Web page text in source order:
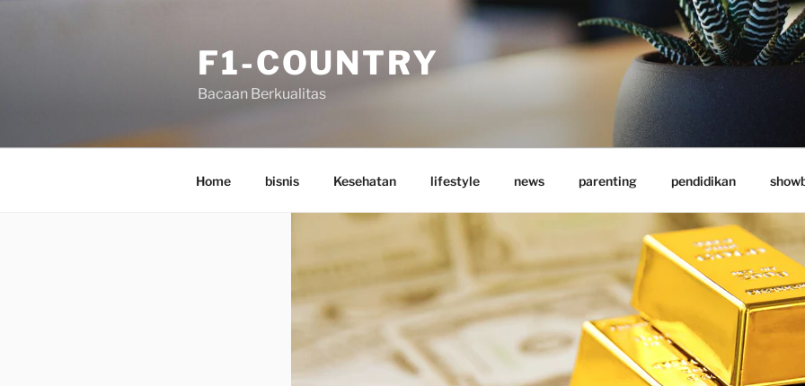
F1-COUNTRY
Bacaan Berkualitas
Home bisnis Kesehatan lifestyle news parenting pendidikan